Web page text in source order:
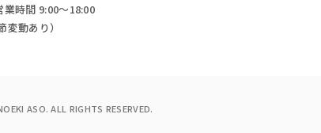
業時間 9:00～18:00
変動あり）
ASO. ALL RIGHTS RESERVED.